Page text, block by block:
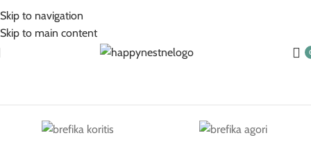
Skip to navigation
Skip to main content
5% Επιπλέον έκπτωση για πληρωμές με κάρτα!